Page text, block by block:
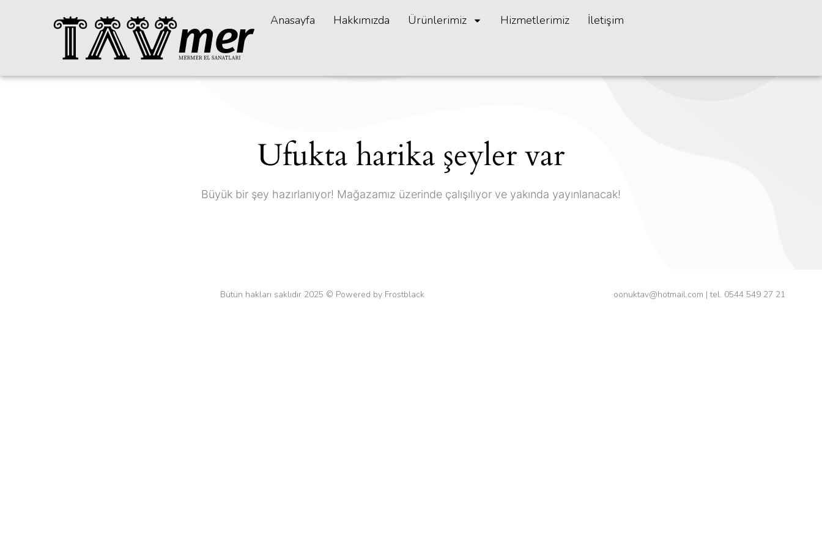
Anasayfa Hakkımızda Ürünlerimiz Hizmetlerimiz İletişim
Ufukta harika şeyler var
Büyük bir şey hazırlanıyor! Mağazamız üzerinde çalışılıyor ve yakında yayınlanacak!
Bütün hakları saklıdır 2025 © Powered by Frostblack oonuktav@hotmail.com | tel. 0544 549 27 21